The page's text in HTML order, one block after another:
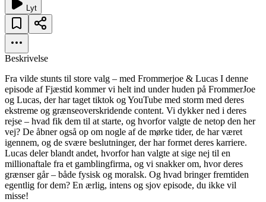
Lyt
Beskrivelse
Fra vilde stunts til store valg – med Frommerjoe & Lucas I denne
episode af Fjæstid kommer vi helt ind under huden på FrommerJoe
og Lucas, der har taget tiktok og YouTube med storm med deres
ekstreme og grænseoverskridende content. Vi dykker ned i deres
rejse – hvad fik dem til at starte, og hvorfor valgte de netop den her
vej? De åbner også op om nogle af de mørke tider, de har været
igennem, og de svære beslutninger, der har formet deres karriere.
Lucas deler blandt andet, hvorfor han valgte at sige nej til en
millionaftale fra et gamblingfirma, og vi snakker om, hvor deres
grænser går – både fysisk og moralsk. Og hvad bringer fremtiden
egentlig for dem? En ærlig, intens og sjov episode, du ikke vil
misse!